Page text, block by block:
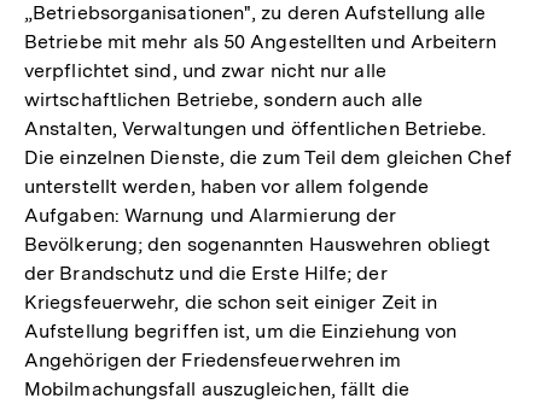
„Betriebsorganisationen", zu deren Aufstellung alle
Betriebe mit mehr als 50 Angestellten und Arbeitern
verpflichtet sind, und zwar nicht nur alle
wirtschaftlichen Betriebe, sondern auch alle
Anstalten, Verwaltungen und öffentlichen Betriebe.
Die einzelnen Dienste, die zum Teil dem gleichen Chef
unterstellt werden, haben vor allem folgende
Aufgaben: Warnung und Alarmierung der
Bevölkerung; den sogenannten Hauswehren obliegt
der Brandschutz und die Erste Hilfe; der
Kriegsfeuerwehr, die schon seit einiger Zeit in
Aufstellung begriffen ist, um die Einziehung von
Angehörigen der Friedensfeuerwehren im
Mobilmachungsfall auszugleichen, fällt die